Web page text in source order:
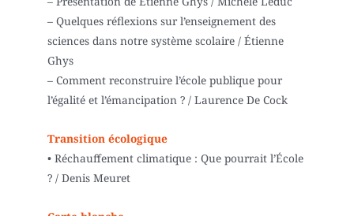
– Quelques réflexions sur l’enseignement des
sciences dans notre système scolaire / Étienne
Ghys
– Comment reconstruire l’école publique pour
l’égalité et l’émancipation ? / Laurence De Cock
Transition écologique
• Réchauffement climatique : Que pourrait l’École
? / Denis Meuret